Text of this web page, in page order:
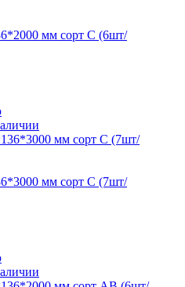
мм сорт С (6шт/
мм сорт С (7шт/